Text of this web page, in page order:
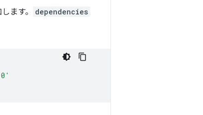
ます。 dependencies